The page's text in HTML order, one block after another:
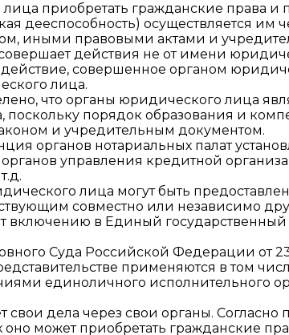
приобретать гражданские права и
дееспособность) осуществляется им
иными правовыми актами и
действия не от имени
совершенное органом
лица.
что органы юридического лица
поскольку порядок образования и
и учредительным документом.
органов нотариальных палат
управления кредитной
лица могут быть
совместно или независимо друг
включению в Единый
Суда Российской Федерации от
применяются в том
единоличного исполнительного
дела через свои органы. Согласно
оно может приобретать гражданские